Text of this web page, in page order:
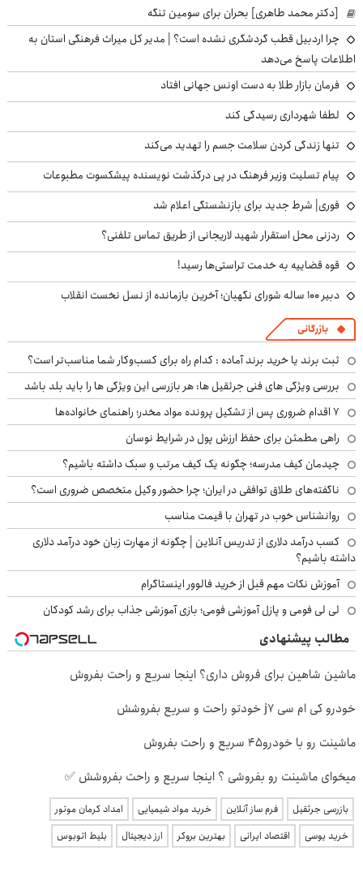
[دکتر محمد طاهری] بحران برای سومین تنگه
چرا اردبیل قطب گردشگری نشده است؟ | مدیر کل میراث فرهنگی استان به
اطلاعات پاسخ می‌دهد
فرمان بازار طلا به دست اونس جهانی افتاد
لطفا شهرداری رسیدگی کند
تنها زندگی کردن سلامت جسم را تهدید می‌کند
پیام تسلیت وزیر فرهنگ در پی درگذشت نویسنده پیشکسوت مطبوعات
فوری| شرط جدید برای بازنشستگی اعلام شد
ردزنی محل استقرار شهید لاریجانی از طریق تماس تلفنی؟
قوه قضاییه به خدمت تراستی‌ها رسید!
دبیر ۱۰۰ ساله شورای نگهبان؛ آخرین بازمانده از نسل نخست انقلاب
بازرگانی
ثبت برند یا خرید برند آماده : کدام راه برای کسب‌وکار شما مناسب‌تر است؟
بررسی ویژگی های فنی جرثقیل ها: هر بازرسی این ویژگی ها را باید بلد باشد
۷ اقدام ضروری پس از تشکیل پرونده مواد مخدر؛ راهنمای خانواده‌ها
راهی مطمئن برای حفظ ارزش پول در شرایط نوسان
چیدمان کیف مدرسه؛ چگونه یک کیف مرتب و سبک داشته باشیم؟
ناگفته‌های طلاق توافقی در ایران؛ چرا حضور وکیل متخصص ضروری است؟
روانشناس خوب در تهران با قیمت مناسب
کسب درآمد دلاری از تدریس آنلاین | چگونه از مهارت زبان خود درآمد دلاری
داشته باشیم؟
آموزش نکات مهم قبل از خرید فالوور اینستاگرام
لی لی فومی و پازل آموزشی فومی؛ بازی آموزشی جذاب برای رشد کودکان
مطالب پیشنهادی
ماشین شاهین برای فروش داری؟ اینجا سریع و راحت بفروش
خودرو کی ام سی j7 خودتو راحت و سریع بفروشش
ماشینت رو با خودرو45 سریع و راحت بفروش
میخوای ماشینت رو بفروشی ؟ اینجا سریع و راحت بفروشش ✅
بازرسی جرثقیل فرم ساز آنلاین خرید مواد شیمیایی
امداد کرمان موتور
خرید یوسی
اقتصاد ایرانی بهترین بروکر ارز دیجیتال بلیط اتوبوس